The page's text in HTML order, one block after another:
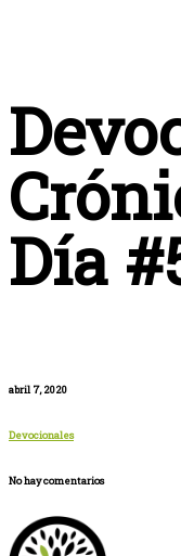
Día
abril 7, 2020
Devocionales
No hay comentarios